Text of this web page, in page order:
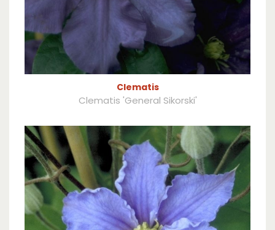
Clematis
Clematis 'General Sikorski'